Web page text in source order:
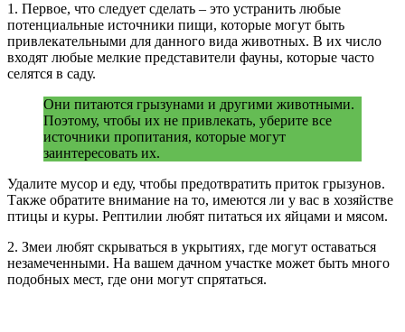
1. Первое, что следует сделать – это устранить любые
потенциальные источники пищи, которые могут быть
привлекательными для данного вида животных. В их число
входят любые мелкие представители фауны, которые часто
селятся в саду.
Они питаются грызунами и другими животными.
Поэтому, чтобы их не привлекать, уберите все
источники пропитания, которые могут
заинтересовать их.
Удалите мусор и еду, чтобы предотвратить приток грызунов.
Также обратите внимание на то, имеются ли у вас в хозяйстве
птицы и куры. Рептилии любят питаться их яйцами и мясом.
2. Змеи любят скрываться в укрытиях, где могут оставаться
незамеченными. На вашем дачном участке может быть много
подобных мест, где они могут спрятаться.